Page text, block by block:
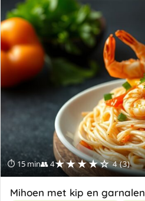
⏱ 15 min👥 4★★★★☆ 4 (3)
Mihoen met kip en garnalen